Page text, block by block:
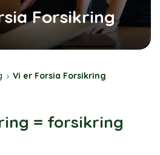
Forsikring
Vi er Forsia Forsikring
= forsikring